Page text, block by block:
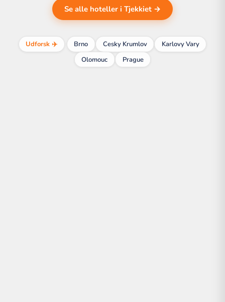
Se alle hoteller i Tjekkiet →
Udforsk ✈️ Brno Cesky Krumlov
Karlovy Vary
Olomouc
Prague